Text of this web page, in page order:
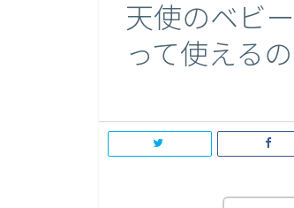
天使のベビ
って使えるの